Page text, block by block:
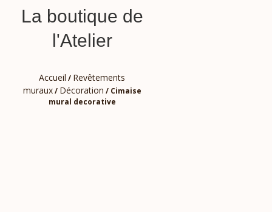
La boutique de
l'Atelier
Accueil / Revêtements
muraux/ Décoration / Cimaise
mural decorative